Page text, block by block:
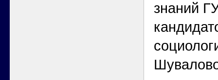
знаний